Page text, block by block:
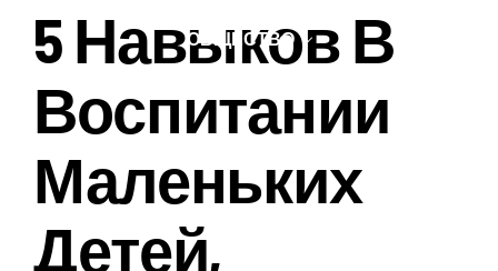
ОБЩЕСТВО
5 Навыков В
Воспитании
Маленьких
Детей,